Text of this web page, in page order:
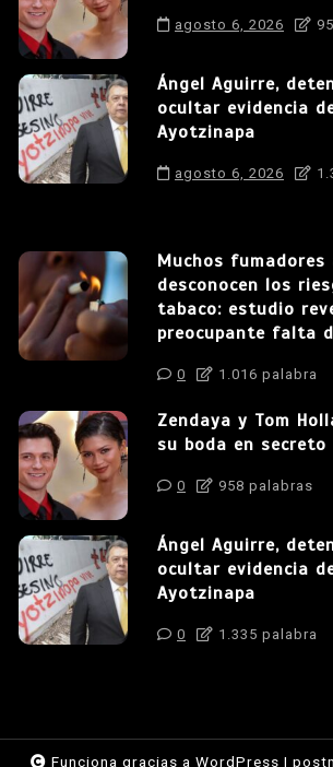
agosto 6, 2026
Ángel Aguirre,
ocultar evidencia
Ayotzinapa
agosto 6, 2026
Muchos fumadores
desconocen los
tabaco: estudio
preocupante falta
0 1.016 palabra
Zendaya y Tom
su boda en
0 958 palabras
Ángel Aguirre,
ocultar evidencia
Ayotzinapa
0 1.335 palabra
Funciona gracias a WordPress |